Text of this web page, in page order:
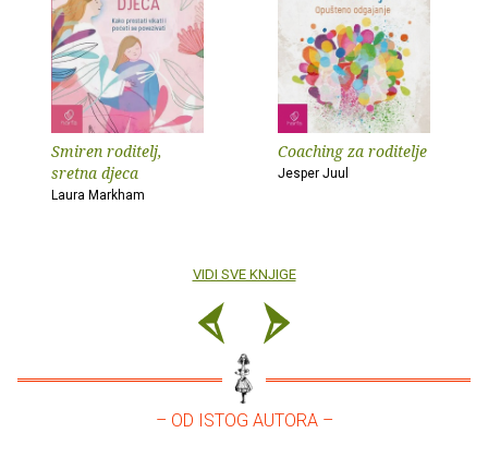
Smiren roditelj,
sretna djeca
Laura Markham
Coaching za roditelje
Jesper Juul
VIDI SVE KNJIGE
– OD ISTOG AUTORA –